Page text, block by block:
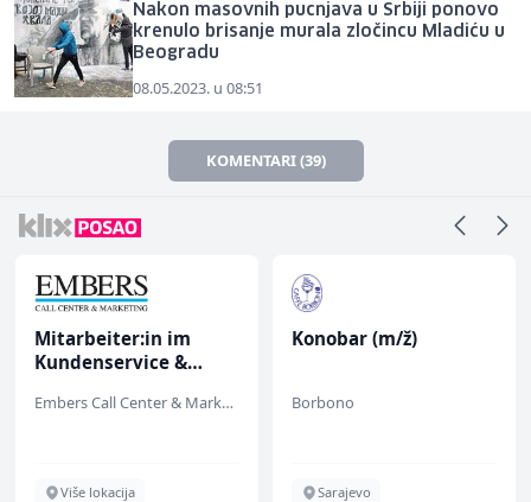
Nakon masovnih pucnjava u Srbiji ponovo
krenulo brisanje murala zločincu Mladiću u
Beogradu
08.05.2023. u 08:51
KOMENTARI (39)
Mitarbeiter:in im
Kundenservice &
Embers Call Center & Marketing
Više lokacija
Konobar (m/ž)
Borbono
Sarajevo